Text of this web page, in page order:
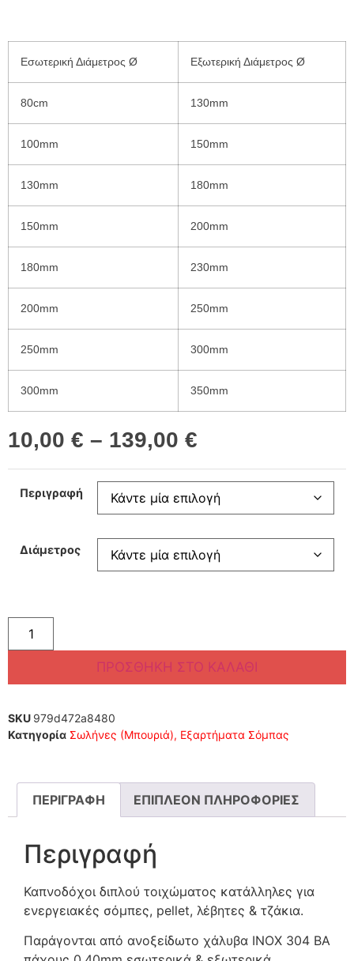
Εσωτερική Διάμετρος Ø Εξωτερική Διάμετρος Ø
80cm 130mm
100mm 150mm
130mm 180mm
150mm 200mm
180mm 230mm
200mm 250mm
250mm 300mm
300mm 350mm
10,00 € – 139,00 €
Περιγραφή
Διάμετρος
ΠΡΟΣΘΉΚΗ ΣΤΟ ΚΑΛΆΘΙ
SKU 979d472a8480
Κατηγορία Σωλήνες (Μπουριά), Εξαρτήματα Σόμπας
ΠΕΡΙΓΡΑΦΉ ΕΠΙΠΛΈΟΝ ΠΛΗΡΟΦΟΡΊΕΣ
Περιγραφή
Καπνοδόχοι διπλού τοιχώματος κατάλληλες για
ενεργειακές σόμπες, pellet, λέβητες & τζάκια.
Παράγονται από ανοξείδωτο χάλυβα INOX 304 BA